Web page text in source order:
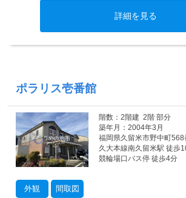
詳細を見る
ポラリス壱番館
外観 間取図
階数：2階建 2階 部分
築年月：2004年3月
福岡県久留米市野中町568
久大本線南久留米駅 徒歩
競輪場口バス停 徒歩4分